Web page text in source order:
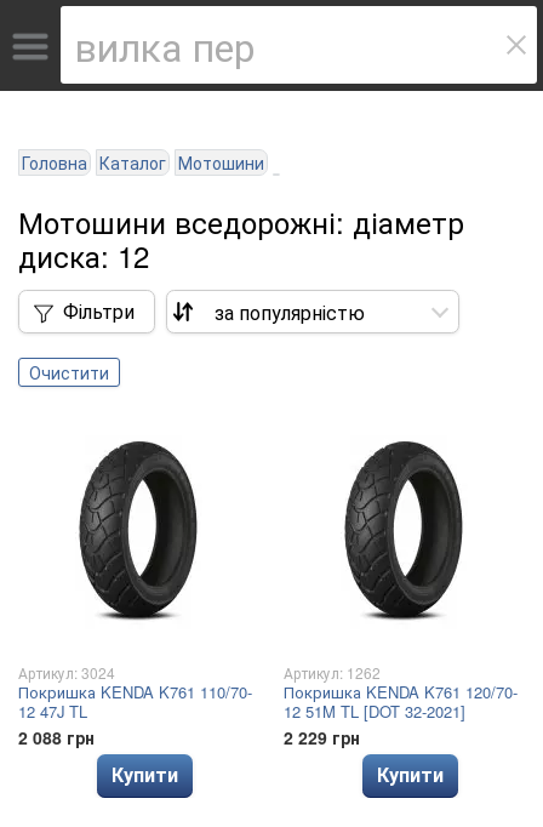
Головна Каталог Мотошини
Мотошини вседорожні: діаметр
диска: 12
Фільтри
Очистити
Артикул: 3024
Покришка KENDA K761 110/70-
12 47J TL
2 088 грн
Купити
Артикул: 1262
Покришка KENDA K761 120/70-
12 51M TL [DOT 32-2021]
2 229 грн
Купити